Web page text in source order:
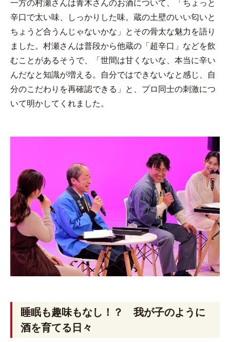
一方の村瀬さんは青木さんのお酒について、「ちょっと
辛口で太い味、しっかりした味。蔵の土壁のいい匂いと
ちょうど合うんじゃないかな」とその骨太な魅力を語り
ました。村瀬さんは普段から他蔵の「超辛口」などを飲
むことがあるそうで、「世間は甘くないな、本当に辛い
んだなと知識が増える。自分ではできないなと感じ、自
分のこだわりを再確認できる」と、プロ同士の刺激につ
いて明かしてくれました。
睡眠も趣味もなし！？ 我が子のように
酒を育てる日々